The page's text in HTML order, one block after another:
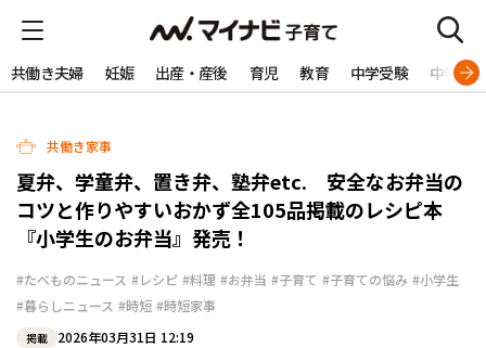
共働き夫婦 妊娠 出産・産後 育児 教育 中学受験 中学生
共働き家事
夏弁、学童弁、置き弁、塾弁etc. 安全なお弁当の
コツと作りやすいおかず全105品掲載のレシピ本
『小学生のお弁当』発売！
#たべものニュース #レシピ #料理 #お弁当 #子育て #子育ての悩み #小学生
#暮らしニュース #時短 #時短家事
掲載 2026年03月31日 12:19